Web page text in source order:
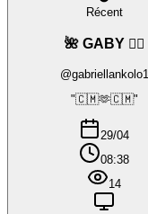
Récent
🌺 GABY ❤️‍🔥
@gabriellankolo1
"🇨🇲🫶🇨🇲"
29/04
08:38
14